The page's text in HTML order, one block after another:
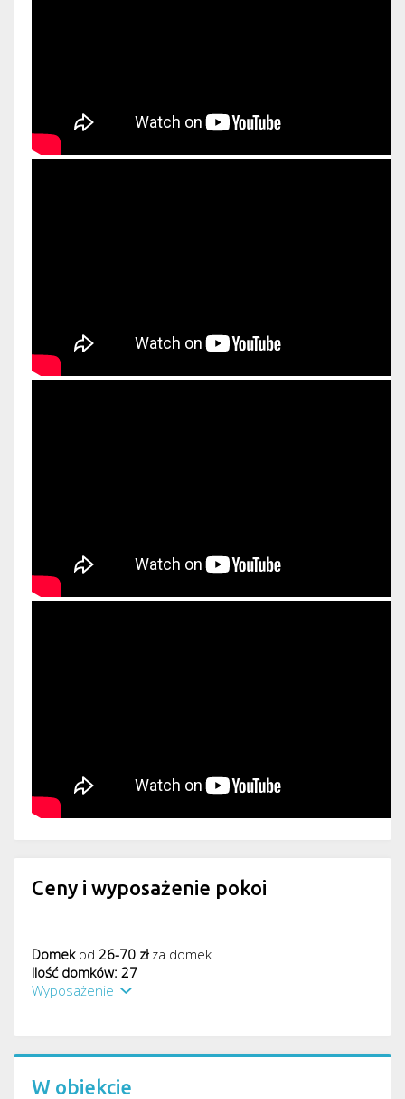
Ceny i wyposażenie pokoi
Domekod 26-70 złza domek
Ilość domków: 27
Wyposażenie
W obiekcie